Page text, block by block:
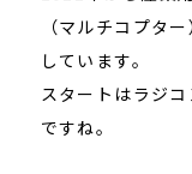
（マルチコプタ
しています。
スタートはラジ
ですね。